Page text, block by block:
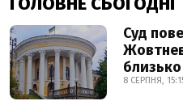
Суд
8 СЕРПНЯ,